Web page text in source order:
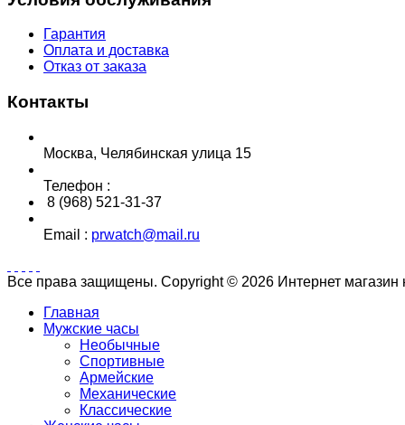
Гарантия
Оплата и доставка
Отказ от заказа
Контакты
Москва, Челябинская улица 15
Телефон :
8 (968) 521-31-37
Email : prwatch@mail.ru
Все права защищены. Copyright © 2026 Интернет магазин
Главная
Мужские часы
Необычные
Спортивные
Армейские
Механические
Классические